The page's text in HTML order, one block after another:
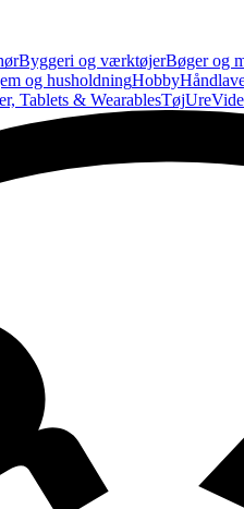
Byggeri og værktøjerBøger og
og husholdningHobby
Tablets & WearablesTøjUre